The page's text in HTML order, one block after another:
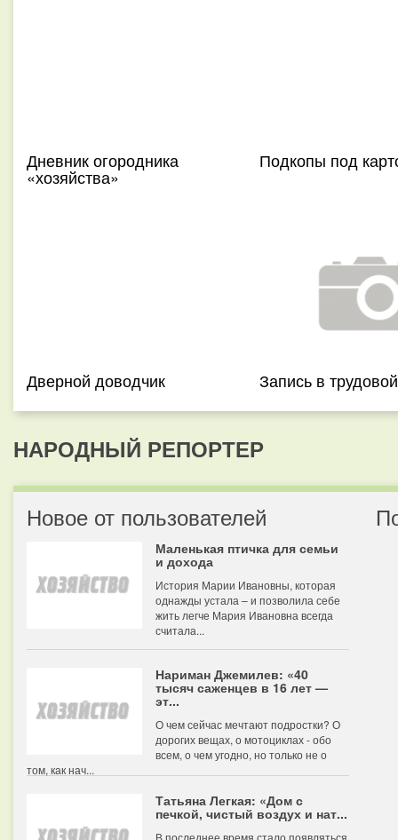
Дневник огородника
«хозяйства»
Подкопы под
Дверной доводчик Запись в
НАРОДНЫЙ РЕПОРТЕР
Новое от пользователей
Маленькая птичка для семьи
и дохода
История Марии Ивановны, которая
однажды устала – и позволила себе
жить легче Мария Ивановна всегда
считала...
Нариман Джемилев: «40
тысяч саженцев в 16 лет —
эт...
О чем сейчас мечтают подростки? О
дорогих вещах, о мотоциклах - обо
всем, о чем угодно, но только не о
том, как нач...
Татьяна Легкая: «Дом с
печкой, чистый воздух и нат...
В последнее время стало появляться